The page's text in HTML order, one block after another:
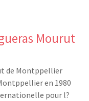
Mourut
de Montppellier
en 1980
pour l?